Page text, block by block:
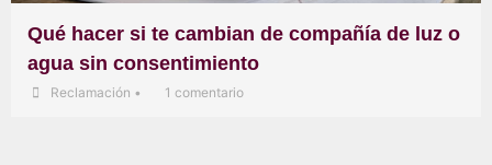
Qué hacer si te cambian de compañía de luz o
agua sin consentimiento
Reclamación • 1 comentario